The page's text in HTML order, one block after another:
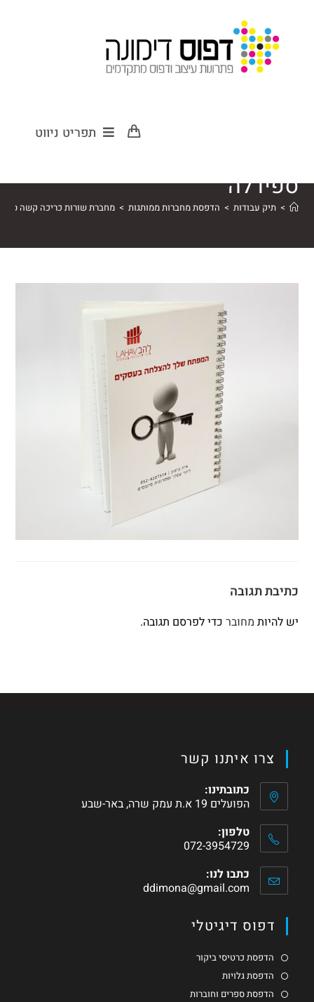
תפריט ניווט
ספירלה
> תיק עבודות > הדפסת מחברות ממותגות > מחברת שורות כריכה קשה
כתיבת תגובה
יש להיות מחובר כדי לפרסם תגובה.
צרו איתנו קשר
כתובתינו:
הפועלים 19 א.ת עמק שרה, באר-שבע
טלפון:
072-3954729
כתבו לנו:
ddimona@gmail.com
דפוס דיגיטלי
הדפסת כרטיסי ביקור
הדפסת גלויות
הדפסת ספרים וחוברות